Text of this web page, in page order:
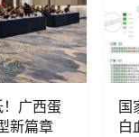
广西蛋
新篇章
国
白